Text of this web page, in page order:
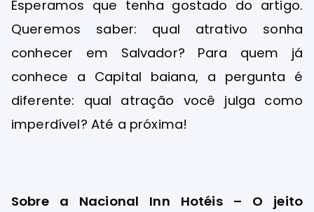
Esperamos que tenha gostado do artigo.
Queremos saber: qual atrativo sonha
conhecer em Salvador? Para quem já
conhece a Capital baiana, a pergunta é
diferente: qual atração você julga como
imperdível? Até a próxima!
Sobre a Nacional Inn Hotéis – O jeito